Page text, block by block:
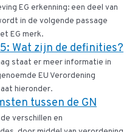
EG erkenning: een deel van
in de volgende passage
EG merk.
Wat zijn de definities?
staat er meer informatie in
EU Verordening
hieronder.
tussen de GN
verschillen en